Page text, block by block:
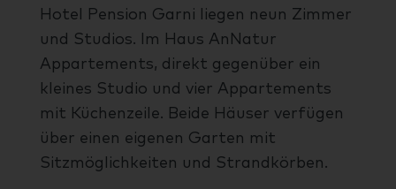
Hotel Pension Garni liegen neun Zimmer
und Studios. Im Haus AnNatur
Appartements, direkt gegenüber ein
kleines Studio und vier Appartements
mit Küchenzeile. Beide Häuser verfügen
über einen eigenen Garten mit
Sitzmöglichkeiten und Strandkörben.